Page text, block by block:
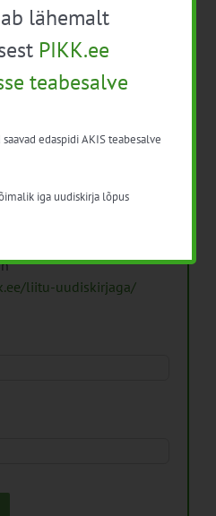
liitumine.
vastavalt
Isikuandmete
liitu-uudiskirjaga/
lähemalt
PIKK.ee
teabesalve
edaspidi AKIS teabesalve
iga uudiskirja lõpus